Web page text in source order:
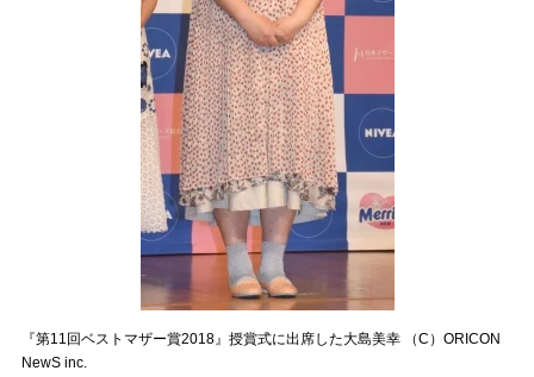
『第11回ベストマザー賞2018』授賞式に出席した大島美幸 （C）ORICON
NewS inc.